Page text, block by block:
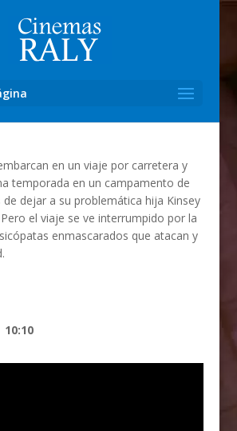
en un viaje por carretera y
temporada en un campamento de
dejar a su problemática hija Kinsey
el viaje se ve interrumpido por la
enmascarados que atacan y
10:10